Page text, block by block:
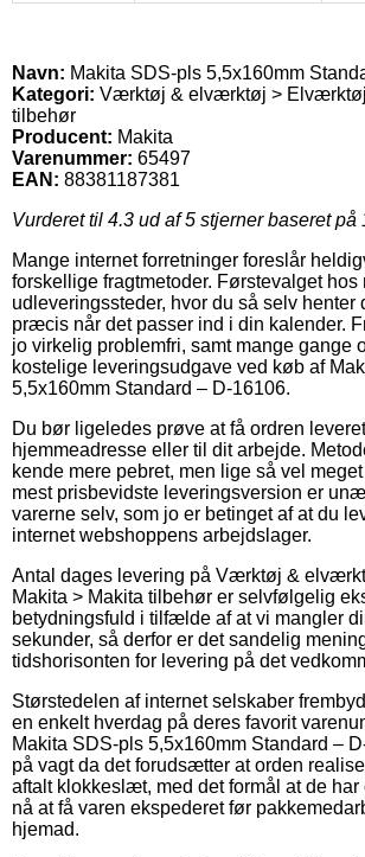
Navn: Makita SDS-pls 5,5x160mm
Kategori: Værktøj & elværktøj > Elværktøj
tilbehør
Producent: Makita
Varenummer: 65497
EAN: 88381187381
Vurderet til 4.3 ud af 5 stjerner baseret på
Mange internet forretninger foreslår
forskellige fragtmetoder. Førstevalget hos
udleveringssteder, hvor du så selv henter
præcis når det passer ind i din kalender.
jo virkelig problemfri, samt mange gange
kostelige leveringsudgave ved køb af
5,5x160mm Standard – D-16106.
Du bør ligeledes prøve at få ordren
hjemmeadresse eller til dit arbejde.
kende mere pebret, men lige så vel
mest prisbevidste leveringsversion er
varerne selv, som jo er betinget af at du
internet webshoppens arbejdslager.
Antal dages levering på Værktøj &
Makita > Makita tilbehør er selvfølgelig
betydningsfuld i tilfælde af at vi mangler
sekunder, så derfor er det sandelig
tidshorisonten for levering på det
Størstedelen af internet selskaber
en enkelt hverdag på deres favorit
Makita SDS-pls 5,5x160mm Standard –
på vagt da det forudsætter at orden
aftalt klokkeslæt, med det formål at de har
nå at få varen ekspederet før
hjemad.